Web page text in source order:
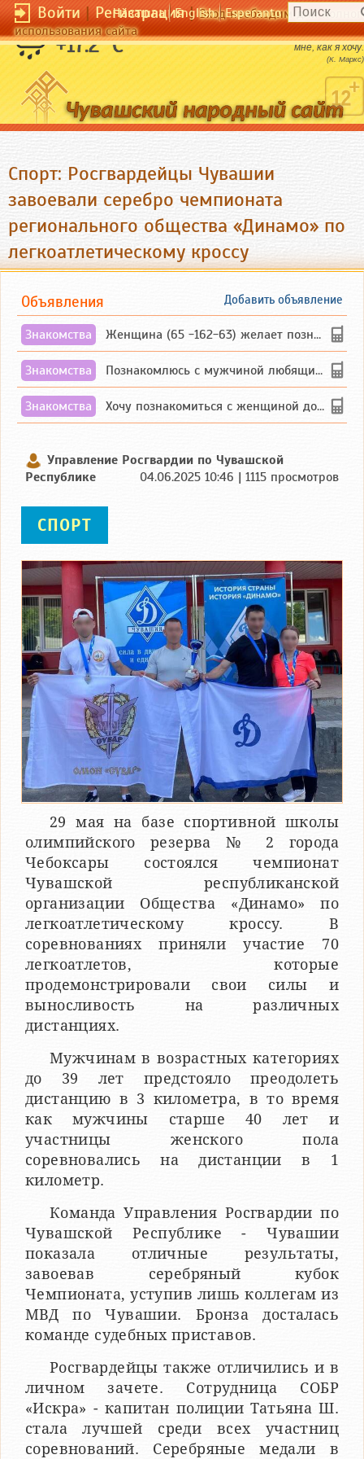
Войти|Регистрация|Вход необходим для
использования сайта
Чӑвашла English Esperanto
+17.2 °C
Они [книги] - мои рабы и должны служить
мне, как я хочу.
(К. Маркс)
Спорт: Росгвардейцы Чувашии
завоевали серебро чемпионата
регионального общества «Динамо» по
легкоатлетическому кроссу
Добавить объявление
Объявления
Знакомства Женщина (65 -162-63) желает познакомиться с одиноким, добродушным, без вредных ...
Знакомства Познакомлюсь с мужчиной любящим танцевать и петь на родном чувашском языке
Знакомства Хочу познакомиться с женщиной до 55 лет чувашской или русской национальности дл...
Управление Росгвардии по Чувашской
Республике
04.06.2025 10:46 | 1115 просмотров
СПОРТ
29 мая на базе спортивной школы
олимпийского резерва № 2 города
Чебоксары состоялся чемпионат
Чувашской республиканской
организации Общества «Динамо» по
легкоатлетическому кроссу. В
соревнованиях приняли участие 70
легкоатлетов, которые
продемонстрировали свои силы и
выносливость на различных
дистанциях.
Мужчинам в возрастных категориях
до 39 лет предстояло преодолеть
дистанцию в 3 километра, в то время
как мужчины старше 40 лет и
участницы женского пола
соревновались на дистанции в 1
километр.
Команда Управления Росгвардии по
Чувашской Республике - Чувашии
показала отличные результаты,
завоевав серебряный кубок
Чемпионата, уступив лишь коллегам из
МВД по Чувашии. Бронза досталась
команде судебных приставов.
Росгвардейцы также отличились и в
личном зачете. Сотрудница СОБР
«Искра» - капитан полиции Татьяна Ш.
стала лучшей среди всех участниц
соревнований. Серебряные медали в